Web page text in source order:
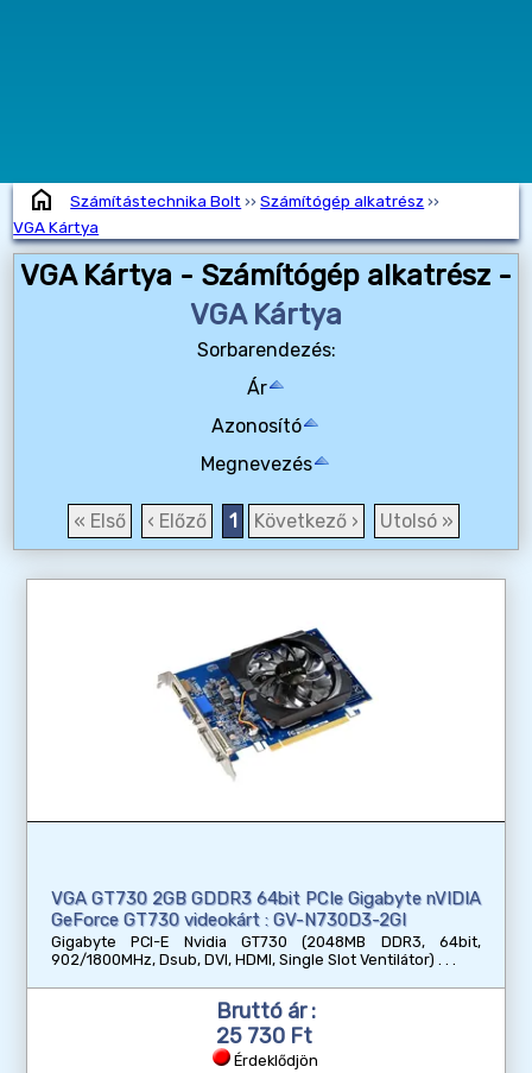
home Számítástechnika Bolt››Számítógép alkatrész››
VGA Kártya
VGA Kártya - Számítógép alkatrész -
VGA Kártya
Sorbarendezés:
Ár
Azonosító
Megnevezés
« Első ‹ Előző 1 Következő › Utolsó »
VGA GT730 2GB GDDR3 64bit PCIe Gigabyte nVIDIA
GeForce GT730 videokárt : GV-N730D3-2GI
Gigabyte PCI-E Nvidia GT730 (2048MB DDR3, 64bit,
902/1800MHz, Dsub, DVI, HDMI, Single Slot Ventilátor)
Bruttó ár :
25 730 Ft
Érdeklődjön